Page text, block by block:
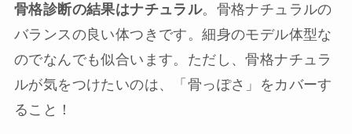
骨格診断の結果はナチュラル。骨格ナチュラルの
バランスの良い体つきです。細身のモデル体型な
のでなんでも似合います。ただし、骨格ナチュラ
ルが気をつけたいのは、「骨っぽさ」をカバーす
ること！